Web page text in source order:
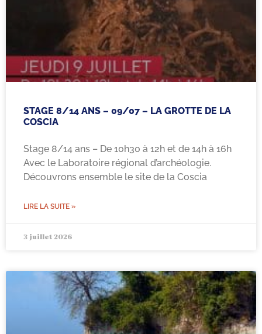
STAGE 8/14 ANS – 09/07 – LA GROTTE DE LA
COSCIA
Stage 8/14 ans – De 10h30 à 12h et de 14h à 16h
Avec le Laboratoire régional d’archéologie.
Découvrons ensemble le site de la Coscia
LIRE LA SUITE »
3 juillet 2026